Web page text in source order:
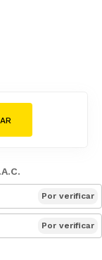
Por verificar
Por verificar